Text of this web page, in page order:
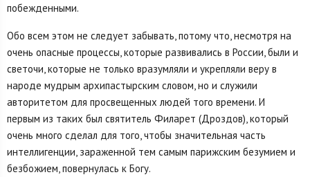
побежденными.
Обо всем этом не следует забывать, потому что, несмотря на
очень опасные процессы, которые развивались в России, были и
светочи, которые не только вразумляли и укрепляли веру в
народе мудрым архипастырским словом, но и служили
авторитетом для просвещенных людей того времени. И
первым из таких был святитель Филарет (Дроздов), который
очень много сделал для того, чтобы значительная часть
интеллигенции, зараженной тем самым парижским безумием и
безбожием, повернулась к Богу.